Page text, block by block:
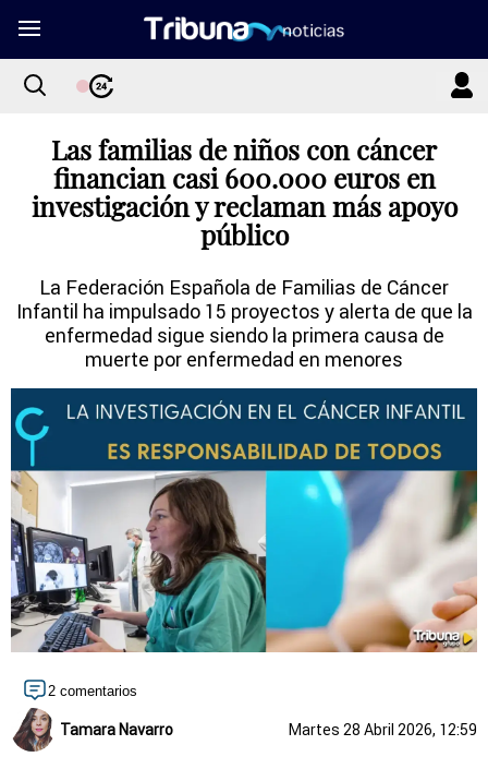
Las familias de niños con cáncer
financian casi 600.000 euros en
investigación y reclaman más apoyo
público
La Federación Española de Familias de Cáncer
Infantil ha impulsado 15 proyectos y alerta de que la
enfermedad sigue siendo la primera causa de
muerte por enfermedad en menores
2 comentarios
Tamara Navarro Martes 28 Abril 2026, 12:59